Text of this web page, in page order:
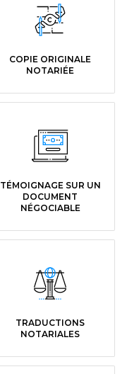
COPIE ORIGINALE
NOTARIÉE
TÉMOIGNAGE SUR UN
DOCUMENT
NÉGOCIABLE
TRADUCTIONS
NOTARIALES